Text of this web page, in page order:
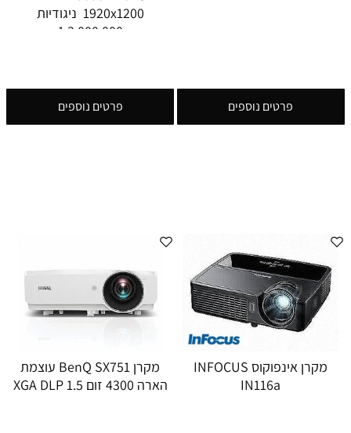
פרטים נוספים
1920x1200 ניגודיות
1:3,000,000
פרטים נוספים
מקרן אינפוקוס INFOCUS
IN116a
מקרן BenQ SX751 עוצמת
הארה 4300 זום 1.5 XGA DLP